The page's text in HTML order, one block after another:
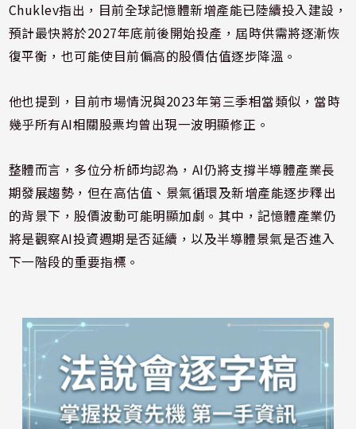
Chuklev指出，目前全球記憶體新增產能已陸續投入建設，
預計最快將於2027年底前後開始投產，屆時供需將逐漸恢
復平衡，也可能使目前偏高的股價估值逐步降溫。
他也提到，目前市場情況與2023年第三季相當類似，當時
幾乎所有AI相關股票均曾出現一波明顯修正。
整體而言，多位分析師均認為，AI仍將支撐半導體產業長
期發展趨勢，但在高估值、景氣循環及新增產能逐步釋出
的背景下，股價波動可能明顯加劇。其中，記憶體產業仍
將是觀察AI投資週期是否延續，以及半導體景氣是否進入
下一階段的重要指標。